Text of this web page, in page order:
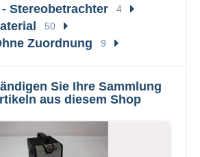
Stereobetrachter 4
50
Zuordnung 9
Sie Ihre Sammlung
aus diesem Shop